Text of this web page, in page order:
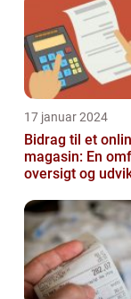
17 januar 2024
Bidrag til et
magasin: En
oversigt og